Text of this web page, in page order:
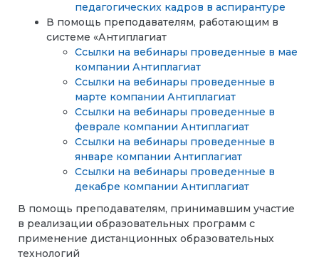
педагогических кадров в аспирантуре
В помощь преподавателям, работающим в
системе «Антиплагиат
Ссылки на вебинары проведенные в мае
компании Антиплагиат
Ссылки на вебинары проведенные в
марте компании Антиплагиат
Ссылки на вебинары проведенные в
феврале компании Антиплагиат
Ссылки на вебинары проведенные в
январе компании Антиплагиат
Ссылки на вебинары проведенные в
декабре компании Антиплагиат
В помощь преподавателям, принимавшим участие
в реализации образовательных программ с
применение дистанционных образовательных
технологий